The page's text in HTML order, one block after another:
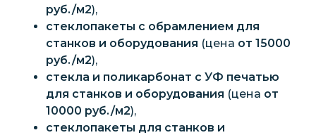
руб./м2),
стеклопакеты с обрамлением для
станков и оборудования (цена от 15000
руб./м2),
стекла и поликарбонат с УФ печатью
для станков и оборудования (цена от
10000 руб./м2),
стеклопакеты для станков и